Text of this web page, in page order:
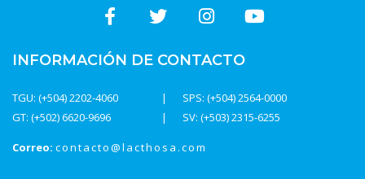
INFORMACIÓN DE CONTACTO
TGU: (+504) 2202-4060
SPS: (+504) 2564-0000
SV: (+503) 2315-6255
GT: (+502) 6620-9696
Correo: contacto@lacthosa.com